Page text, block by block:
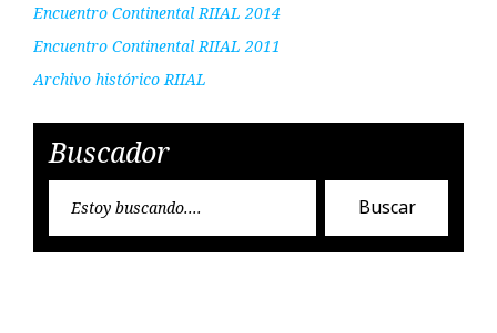
Encuentro Continental RIIAL 2014
Encuentro Continental RIIAL 2011
Archivo histórico RIIAL
Buscador
Buscar